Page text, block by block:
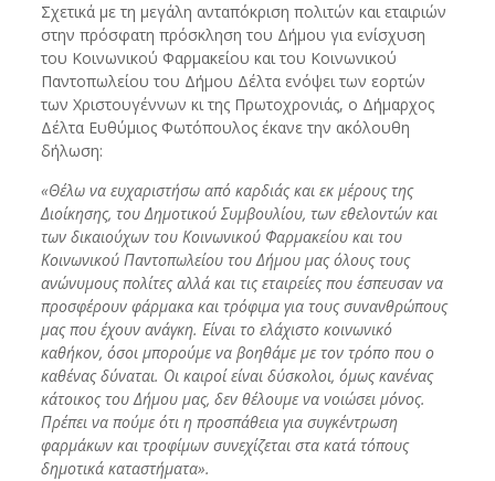
Σχετικά με τη μεγάλη ανταπόκριση πολιτών και εταιριών
στην πρόσφατη πρόσκληση του Δήμου για ενίσχυση
του Κοινωνικού Φαρμακείου και του Κοινωνικού
Παντοπωλείου του Δήμου Δέλτα ενόψει των εορτών
των Χριστουγέννων κι της Πρωτοχρονιάς, ο Δήμαρχος
Δέλτα Ευθύμιος Φωτόπουλος έκανε την ακόλουθη
δήλωση:
«Θέλω να ευχαριστήσω από καρδιάς και εκ μέρους της
Διοίκησης, του Δημοτικού Συμβουλίου, των εθελοντών και
των δικαιούχων του Κοινωνικού Φαρμακείου και του
Κοινωνικού Παντοπωλείου του Δήμου μας όλους τους
ανώνυμους πολίτες αλλά και τις εταιρείες που έσπευσαν να
προσφέρουν φάρμακα και τρόφιμα για τους συνανθρώπους
μας που έχουν ανάγκη. Είναι το ελάχιστο κοινωνικό
καθήκον, όσοι μπορούμε να βοηθάμε με τον τρόπο που ο
καθένας δύναται. Οι καιροί είναι δύσκολοι, όμως κανένας
κάτοικος του Δήμου μας, δεν θέλουμε να νοιώσει μόνος.
Πρέπει να πούμε ότι η προσπάθεια για συγκέντρωση
φαρμάκων και τροφίμων συνεχίζεται στα κατά τόπους
δημοτικά καταστήματα».